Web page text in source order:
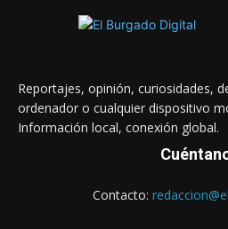
Reportajes, opinión, curiosidades,
ordenador o cualquier dispositivo
Información local, conexión global.
Contacto: